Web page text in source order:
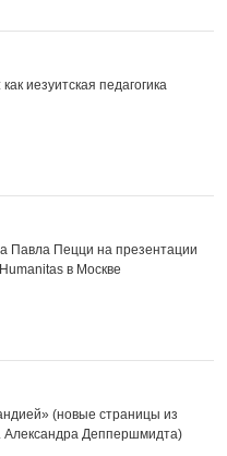
иезуитская педагогика
Павла Пецци на презентации
в Москве
(новые страницы из
Александра Деппершмидта)